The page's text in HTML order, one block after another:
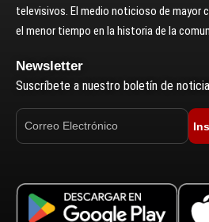
televisivos. El medio noticioso de mayor
el menor tiempo en la historia de la
Newsletter
Suscríbete a nuestro boletín de